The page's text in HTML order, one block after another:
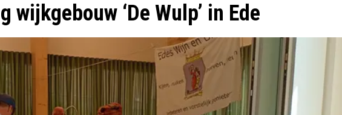
wijkgebouw ‘De Wulp’ in Ede